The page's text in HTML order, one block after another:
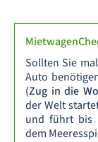
Sollten Sie
Auto
(Zug in die
der Welt
und führt bis
dem